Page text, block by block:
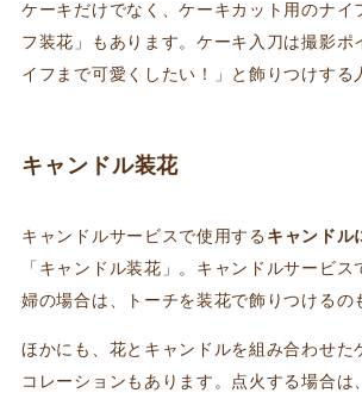
ケーキだけでなく、ケーキカット用のナイ
フ装花」もあります。ケーキ入刀は撮影ポ
イフまで可愛くしたい！」と飾りつけする
キャンドル装花
キャンドルサービスで使用する キャンドル
「キャンドル装花」。キャンドルサービ
婦の場合は、トーチを装花で飾りつけるの
ほかにも、花とキャンドルを組み合わせた
コレーションもあります。点火する場合は